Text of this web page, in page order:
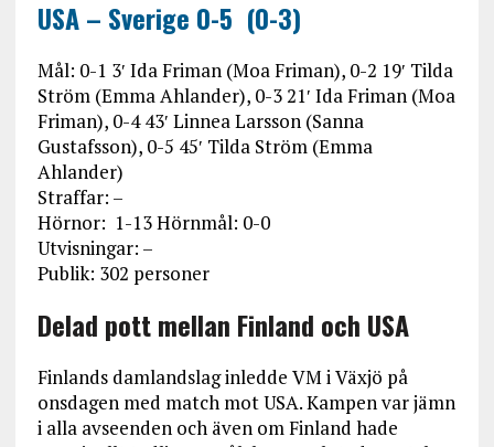
USA – Sverige 0-5 (0-3)
Mål: 0-1 3′ Ida Friman (Moa Friman), 0-2 19′ Tilda
Ström (Emma Ahlander), 0-3 21′ Ida Friman (Moa
Friman), 0-4 43′ Linnea Larsson (Sanna
Gustafsson), 0-5 45′ Tilda Ström (Emma
Ahlander)
Straffar: –
Hörnor: 1-13 Hörnmål: 0-0
Utvisningar: –
Publik: 302 personer
Delad pott mellan Finland och USA
Finlands damlandslag inledde VM i Växjö på
onsdagen med match mot USA. Kampen var jämn
i alla avseenden och även om Finland hade